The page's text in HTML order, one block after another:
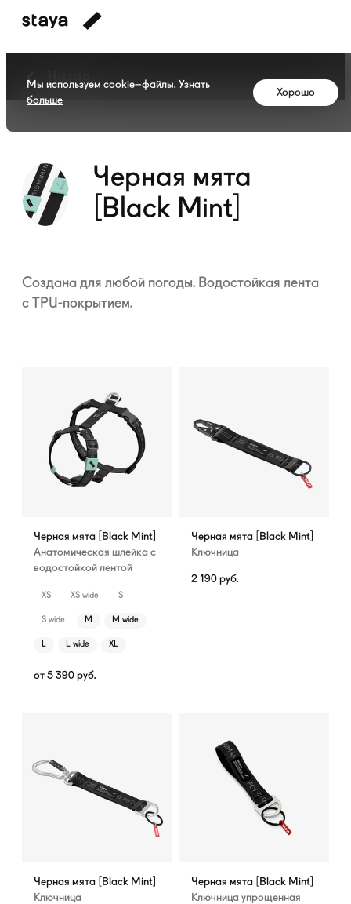
Коллекция
Черная
[Black
Mint]
Черная мята
[Black Mint]
Создана для любой погоды. Водостойкая лента
с TPU-покрытием.
Черная мята [Black Mint]
Анатомическая шлейка с
водостойкой лентой
XS XS wide S
S wide M M wide
L L wide XL
от 5 390 руб.
Черная мята [Black Mint]
Ключница
2 190 руб.
Черная мята [Black Mint]
Ключница
Черная мята [Black Mint]
Ключница упрощенная
Мы используем cookie–файлы. Узнать
больше
Хорошо